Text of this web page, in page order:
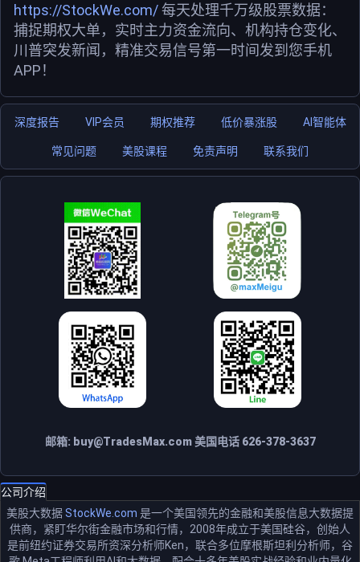
https://StockWe.com/每天处理千万级股票数据：
捕捉期权大单，实时主力资金流向、机构持仓变化、
川普突发新闻，精准交易信号第一时间发到您手机
APP！
深度报告 VIP会员 期权推荐 低价暴涨股 AI智能体
常见问题 美股课程 免责声明 联系我们
邮箱: buy@TradesMax.com美国电话 626-378-3637
公司介绍
美股大数据StockWe.com 是一个美国领先的金融和美股信息大数据提
供商，紧盯华尔街金融市场和行情，2008年成立于美国硅谷，创始人
是前纽约证券交易所资深分析师Ken，联合多位摩根斯坦利分析师，谷